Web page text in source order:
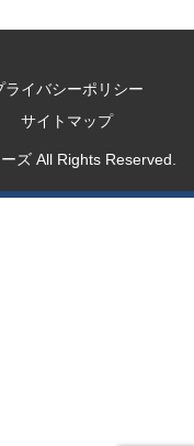
ライバシーポリシー
サイトマップ
ズ All Rights Reserved.